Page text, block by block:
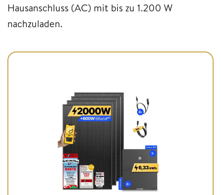
Hausanschluss (AC) mit bis zu 1.200 W
nachzuladen.